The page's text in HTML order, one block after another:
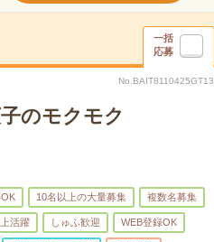
一括
応募
No.BAIT8110425GT13
のモクモク
10名以上の大量募集 複数名募集
活躍 しゅふ歓迎 WEB登録OK